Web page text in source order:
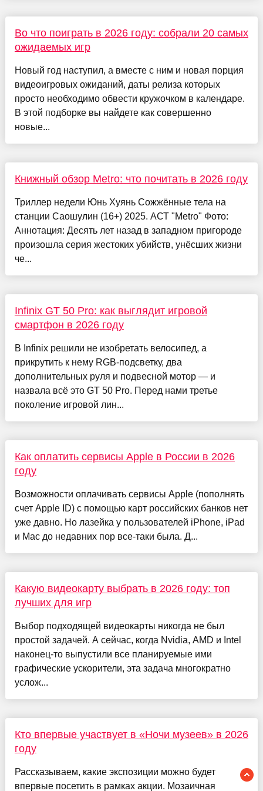
Во что поиграть в 2026 году: собрали 20 самых
ожидаемых игр
Новый год наступил, а вместе с ним и новая порция
видеоигровых ожиданий, даты релиза которых
просто необходимо обвести кружочком в календаре.
В этой подборке вы найдете как совершенно
новые...
Книжный обзор Metro: что почитать в 2026 году
Триллер недели Юнь Хуянь Сожжённые тела на
станции Саошулин (16+) 2025. АСТ "Metro" Фото:
Аннотация: Десять лет назад в западном пригороде
произошла серия жестоких убийств, унёсших жизни
че...
Infinix GT 50 Pro: как выглядит игровой
смартфон в 2026 году
В Infinix решили не изобретать велосипед, а
прикрутить к нему RGB-подсветку, два
дополнительных руля и подвесной мотор — и
назвала всё это GT 50 Pro. Перед нами третье
поколение игровой лин...
Как оплатить сервисы Apple в России в 2026
году
Возможности оплачивать сервисы Apple (пополнять
счет Apple ID) с помощью карт российских банков нет
уже давно. Но лазейка у пользователей iPhone, iPad
и Mac до недавних пор все-таки была. Д...
Какую видеокарту выбрать в 2026 году: топ
лучших для игр
Выбор подходящей видеокарты никогда не был
простой задачей. А сейчас, когда Nvidia, AMD и Intel
наконец-то выпустили все планируемые ими
графические ускорители, эта задача многократно
услож...
Кто впервые участвует в «Ночи музеев» в 2026
году
Рассказываем, какие экспозиции можно будет
впервые посетить в рамках акции. Мозаичная